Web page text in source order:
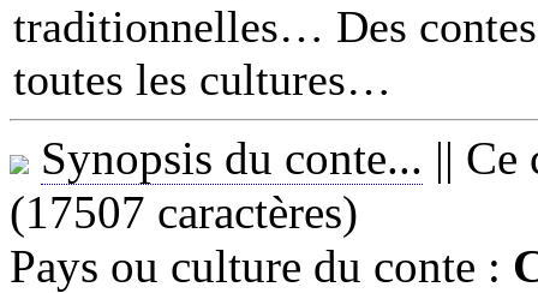
traditionnelles… Des
toutes les cultures
Synopsis du conte... || Ce
(17507 caractères)
Pays ou culture du conte :